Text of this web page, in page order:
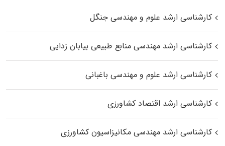
کارشناسی ارشد علوم و مهندسی جنگل
کارشناسی ارشد مهندسی منابع طبیعی بیابان زدایی
کارشناسی ارشد علوم و مهندسی باغبانی
کارشناسی ارشد اقتصاد کشاورزی
کارشناسی ارشد مهندسی مکانیزاسیون کشاورزی